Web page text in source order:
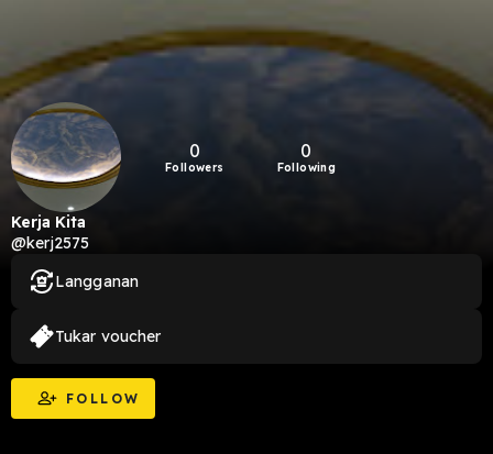
0
Followers
0
Following
Kerja Kita
@kerj2575
FOLLOW
Langganan
Tukar voucher